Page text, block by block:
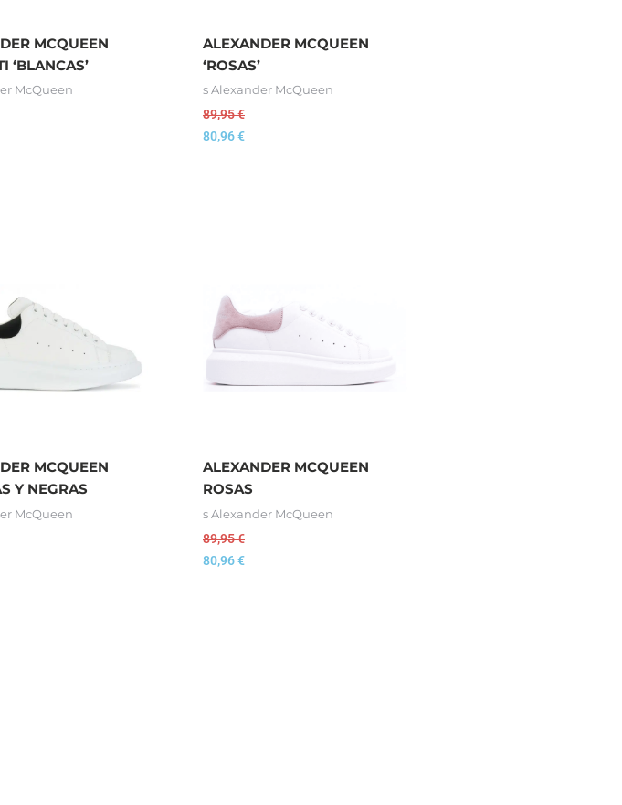
MCQUEEN
‘BLANCAS’
McQueen
ALEXANDER MCQUEEN
‘ROSAS’
s Alexander McQueen
89,95€
80,96€
MCQUEEN
Y NEGRAS
McQueen
ALEXANDER MCQUEEN
ROSAS
s Alexander McQueen
89,95€
80,96€